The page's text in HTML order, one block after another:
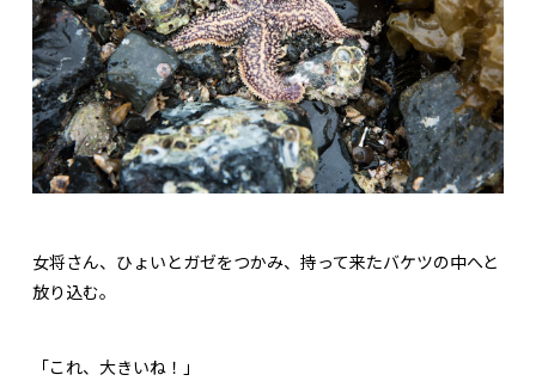
女将さん、ひょいとガゼをつかみ、持って来たバケツの中へと
放り込む。
「これ、大きいね！」